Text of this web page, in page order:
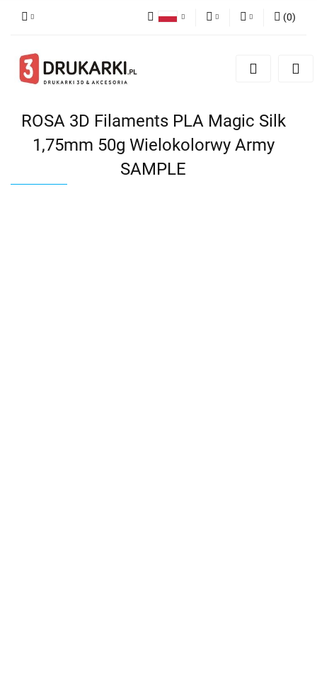
English
Zarejestruj się
(0)
ROSA 3D Filaments PLA Magic Silk
1,75mm 50g Wielokolorwy Army
SAMPLE